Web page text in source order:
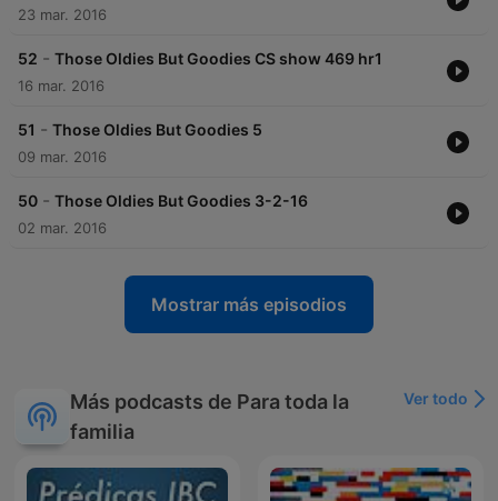
23 mar. 2016
52 - Those Oldies But Goodies CS show 469 hr1
16 mar. 2016
51 - Those Oldies But Goodies 5
09 mar. 2016
50 - Those Oldies But Goodies 3-2-16
02 mar. 2016
Mostrar más episodios
Más podcasts de Para toda la
familia
Ver todo